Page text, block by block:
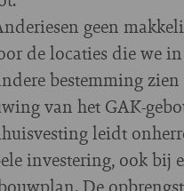
geen
de locaties die we
bestemming
van het GAK-
leidt
investering, ook bij